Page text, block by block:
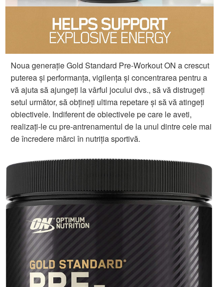
Noua generație Gold Standard Pre-Workout ON a crescut
puterea și performanța, vigilența și concentrarea pentru a
vă ajuta să ajungeți la vârful jocului dvs., să vă distrugeți
setul următor, să obțineți ultima repetare și să vă atingeți
obiectivele. Indiferent de obiectivele pe care le aveti,
realizați-le cu pre-antrenamentul de la unul dintre cele mai
de încredere mărci în nutriția sportivă.